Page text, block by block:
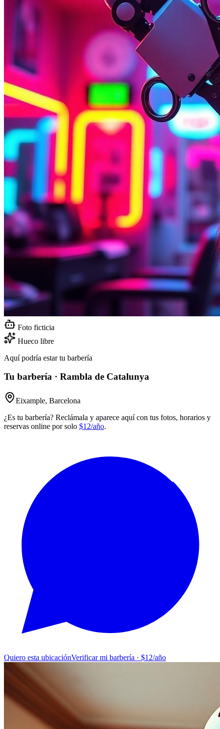
Foto ficticia
Hueco libre
Aquí podría estar tu barbería
Tu barbería · Rambla de Catalunya
Eixample, Barcelona
¿Es tu barbería? Reclámala y aparece aquí con tus fotos, horarios y
reservas online por solo $12/año.
Quiero esta ubicaciónVerificar mi barbería · $12/año